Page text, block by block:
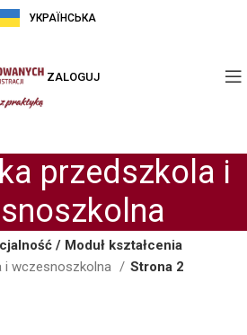
УКРАЇНСЬКА
ZALOGUJ
przedszkola i
/ Moduł kształcenia
i wczesnoszkolna
Strona 2